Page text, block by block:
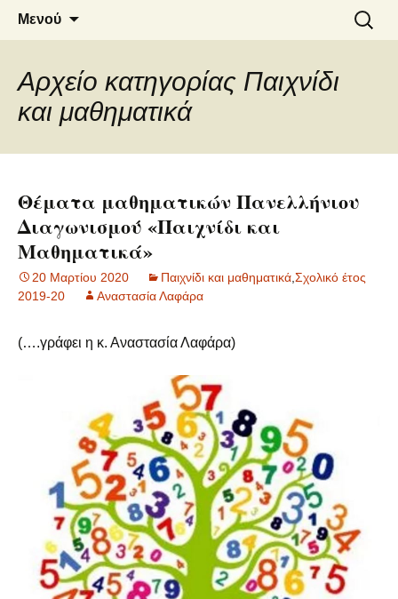
6o ΔΗΜΟΤΙΚΟ ΣΧΟΛΕΙΟ
ΝΑΟΥΣΑΣ
Μενού
για:
Αρχείο κατηγορίας Παιχνίδι
και μαθηματικά
Θέματα μαθηματικών Πανελλήνιου
Διαγωνισμού «Παιχνίδι και
Μαθηματικά»
20 Μαρτίου 2020 Παιχνίδι και μαθηματικά Σχολικό έτος
2019-20
Αναστασία Λαφάρα
(….γράφει η κ. Αναστασία Λαφάρα)